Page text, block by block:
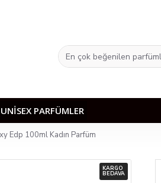
UNISEX PARFÜMLER
Edp 100ml Kadın Parfüm
KARGO
BEDAVA